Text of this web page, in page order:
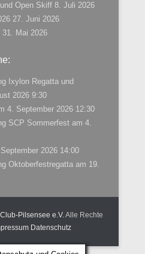
Open Skiff 8. Juli 2026
27. Juni 2026
31. Mai 2026
Ixylon Regatta und
2026 9:30
4. September 2026 12:30
SCP Sommerfest am 4.
2026 14:00
Oktoberfestregatta am 19.
Pilsensee e.V.Alle Rechte
Datenschutz